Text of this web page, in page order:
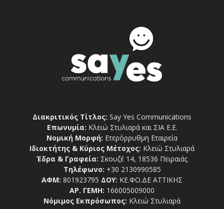
Διακριτικός Τίτλος: Say Yes Communications
Επωνυμία: Κλειώ Στυλιαρά και ΣΙΑ Ε.Ε.
Νομική Μορφή: Ετερόρρυθμη Εταιρεία
Ιδιοκτήτης & Κύριος Μέτοχος: Κλειώ Στυλιαρά
Έδρα & Γραφεία: Σκουζέ 14, 18536 Πειραιάς
Τηλέφωνο: +30 2130990585
ΑΦΜ: 801923795 ΔΟΥ: ΚΕ.ΦΟ.ΔΕ ΑΤΤΙΚΗΣ
ΑΡ. ΓΕΜΗ: 166005009000
Νόμιμος Εκπρόσωπος: Κλειώ Στυλιαρά